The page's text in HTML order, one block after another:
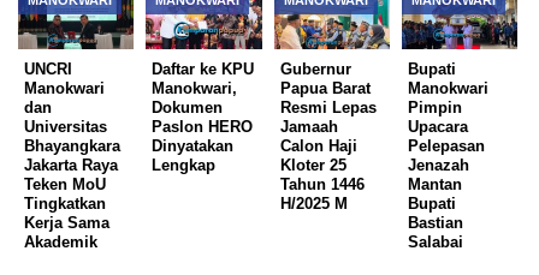
UNCRI
Manokwari
dan
Universitas
Bhayangkara
Jakarta Raya
Teken MoU
Tingkatkan
Kerja Sama
Akademik
Daftar ke KPU
Manokwari,
Dokumen
Paslon HERO
Dinyatakan
Lengkap
Gubernur
Papua Barat
Resmi Lepas
Jamaah
Calon Haji
Kloter 25
Tahun 1446
H/2025 M
Bupati
Manokwari
Pimpin
Upacara
Pelepasan
Jenazah
Mantan
Bupati
Bastian
Salabai